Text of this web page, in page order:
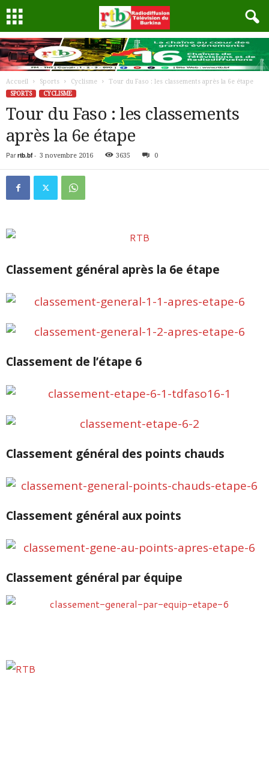
Accueil Sports Cyclisme
Tour du Faso : les classements après la 6e étape
SPORTS
CYCLISME
Tour du Faso : les classements
après la 6e étape
Par rtb.bf- 3 novembre 2016 3635 0
Classement général après la 6e étape
Classement de l’étape 6
Classement général des points chauds
Classement général aux points
Classement général par équipe